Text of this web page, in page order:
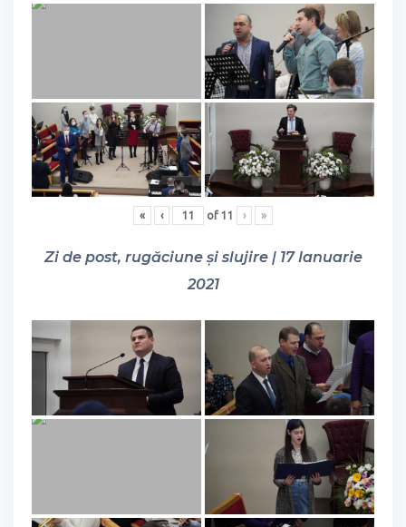
« ‹ of 11 › »
Zi de post, rugăciune și slujire | 17 Ianuarie
2021